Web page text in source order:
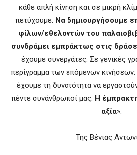
κάθε απλή κίνηση και σε μικρή
πετύχουμε. Να δημιουργήσουμε
φίλων/εθελοντών του
συνδράμει εμπράκτως στις
έχουμε συνεργάτες. Σε γενικές
περίγραμμα των επόμενων κινήσεων:
έχουμε τη δυνατότητα να
πέντε συνάνθρωποί μας. Η
αξία».
Της Βένιας